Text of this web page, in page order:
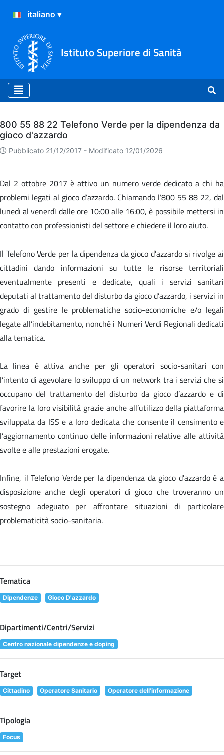
Istituto Superiore di Sanità
Archivio
800 55 88 22 Telefono Verde per la dipendenza da
gioco d'azzardo
Pubblicato 21/12/2017 - Modificato 12/01/2026
Dal 2 ottobre 2017 è attivo un numero verde dedicato a chi ha
problemi legati al gioco d’azzardo. Chiamando l’800 55 88 22, dal
lunedì al venerdì dalle ore 10:00 alle 16:00, è possibile mettersi in
contatto con professionisti del settore e chiedere il loro aiuto.
Il Telefono Verde per la dipendenza da gioco d'azzardo si rivolge ai
cittadini dando informazioni su tutte le risorse territoriali
eventualmente presenti e dedicate, quali i servizi sanitari
deputati al trattamento del disturbo da gioco d’azzardo, i servizi in
grado di gestire le problematiche socio-economiche e/o legali
legate all’indebitamento, nonché i Numeri Verdi Regionali dedicati
alla tematica.
La linea è attiva anche per gli operatori socio-sanitari con
l’intento di agevolare lo sviluppo di un network tra i servizi che si
occupano del trattamento del disturbo da gioco d’azzardo e di
favorire la loro visibilità grazie anche all’utilizzo della piattaforma
sviluppata da ISS e a loro dedicata che consente il censimento e
l’aggiornamento continuo delle informazioni relative alle attività
svolte e alle prestazioni erogate.
Infine, il Telefono Verde per la dipendenza da gioco d'azzardo è a
disposizione anche degli operatori di gioco che troveranno un
sostegno adeguato per affrontare situazioni di particolare
problematicità socio-sanitaria.
Tematica
Dipendenze Gioco D'azzardo
Dipartimenti/Centri/Servizi
Centro nazionale dipendenze e doping
Target
Cittadino Operatore Sanitario Operatore dell'informazione
Tipologia
Focus